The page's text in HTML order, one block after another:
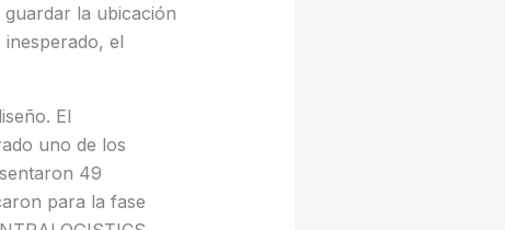
la ubicación
el
El
uno de los
49
para la fase